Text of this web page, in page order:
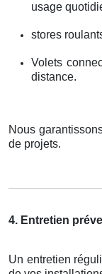
usage
stores
Volets
distance.
Nous
de projets.
4. Entretien
Un entretien